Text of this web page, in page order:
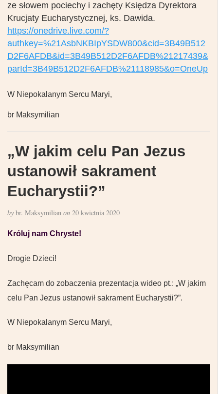
ze słowem pociechy i zachęty Księdza Dyrektora
Krucjaty Eucharystycznej, ks. Dawida.
https://onedrive.live.com/?
authkey=%21AsbNKBIpYSDW800&cid=3B49B512
D2F6AFDB&id=3B49B512D2F6AFDB%21217439&
parId=3B49B512D2F6AFDB%21118985&o=OneUp
W Niepokalanym Sercu Maryi,
br Maksymilian
„W jakim celu Pan Jezus
ustanowił sakrament
Eucharystii?”
by br. Maksymilian on 20 kwietnia 2020
Króluj nam Chryste!
Drogie Dzieci!
Zachęcam do zobaczenia prezentacja wideo pt.: „W jakim
celu Pan Jezus ustanowił sakrament Eucharystii?”.
W Niepokalanym Sercu Maryi,
br Maksymilian